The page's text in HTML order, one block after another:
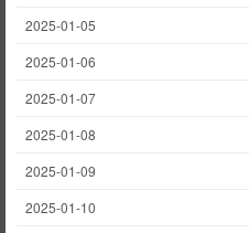
2025-01-05
2025-01-06
2025-01-07
2025-01-08
2025-01-09
2025-01-10